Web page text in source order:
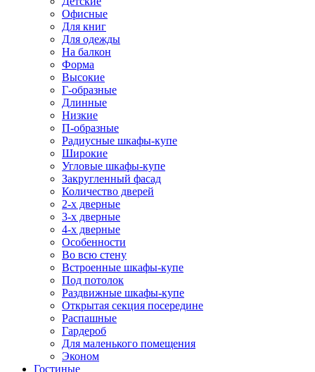
Офисные
Для книг
Для одежды
На балкон
Форма
Высокие
Г-образные
Длинные
Низкие
П-образные
Радиусные шкафы-купе
Широкие
Угловые шкафы-купе
Закругленный фасад
Количество дверей
2-х дверные
3-х дверные
4-х дверные
Особенности
Во всю стену
Встроенные шкафы-купе
Под потолок
Раздвижные шкафы-купе
Открытая секция посередине
Распашные
Гардероб
Для маленького помещения
Эконом
Гостиные